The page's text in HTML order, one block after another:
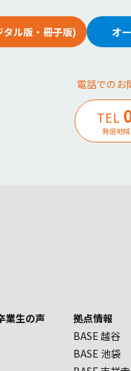
ル版・冊子版) オ
電話でのお
TEL
発信地
業生の声
拠点情報
BASE 越谷
BASE 池袋